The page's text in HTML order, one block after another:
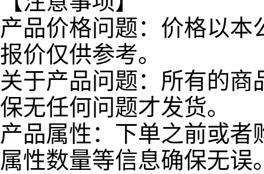
产品价格问题：价格以
报价仅供参考。
关于产品问题：所有的
保无任何问题才发货。
产品属性：下单之前或
属性数量等信息确保无误